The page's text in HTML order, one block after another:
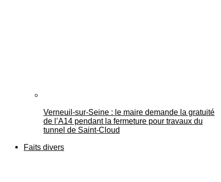
Verneuil-sur-Seine : le maire demande la gratuité
de l’A14 pendant la fermeture pour travaux du
tunnel de Saint-Cloud
Faits divers